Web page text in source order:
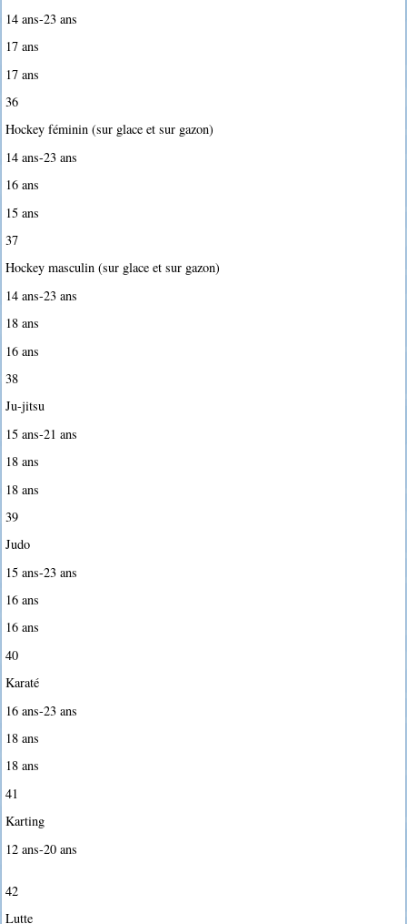
14 ans-23 ans
17 ans
17 ans
36
Hockey féminin (sur glace et sur gazon)
14 ans-23 ans
16 ans
15 ans
37
Hockey masculin (sur glace et sur gazon)
14 ans-23 ans
18 ans
16 ans
38
Ju-jitsu
15 ans-21 ans
18 ans
18 ans
39
Judo
15 ans-23 ans
16 ans
16 ans
40
Karaté
16 ans-23 ans
18 ans
18 ans
41
Karting
12 ans-20 ans
42
Lutte